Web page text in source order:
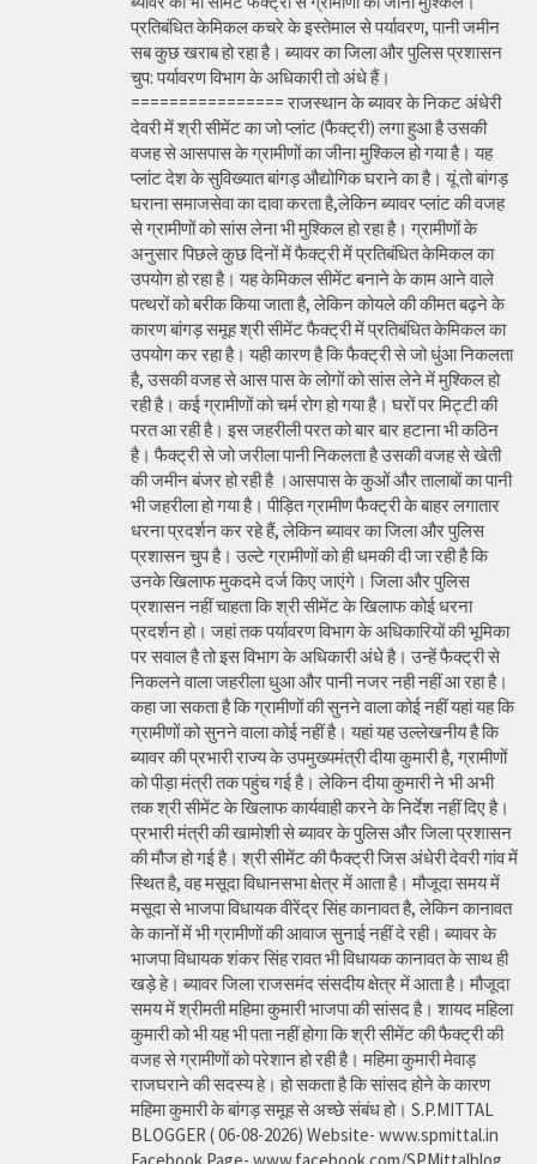
प्रतिबंधित केमिकल कचरे के इस्तेमाल से पर्यावरण, पानी जमीन
सब कुछ खराब हो रहा है। ब्यावर का जिला और पुलिस प्रशासन
चुप: पर्यावरण विभाग के अधिकारी तो अंधे हैं।
================ राजस्थान के ब्यावर के निकट अंधेरी
देवरी में श्री सीमेंट का जो प्लांट (फैक्ट्री) लगा हुआ है उसकी
वजह से आसपास के ग्रामीणों का जीना मुश्किल हो गया है। यह
प्लांट देश के सुविख्यात बांगड़ औद्योगिक घराने का है। यूं तो बांगड़
घराना समाजसेवा का दावा करता है,लेकिन ब्यावर प्लांट की वजह
से ग्रामीणों को सांस लेना भी मुश्किल हो रहा है। ग्रामीणों के
अनुसार पिछले कुछ दिनों में फैक्ट्री में प्रतिबंधित केमिकल का
उपयोग हो रहा है। यह केमिकल सीमेंट बनाने के काम आने वाले
पत्थरों को बरीक किया जाता है, लेकिन कोयले की कीमत बढ़ने के
कारण बांगड़ समूह श्री सीमेंट फैक्ट्री में प्रतिबंधित केमिकल का
उपयोग कर रहा है। यही कारण है कि फैक्ट्री से जो धुंआ निकलता
है, उसकी वजह से आस पास के लोगों को सांस लेने में मुश्किल हो
रही है। कई ग्रामीणों को चर्म रोग हो गया है। घरों पर मिट्टी की
परत आ रही है। इस जहरीली परत को बार बार हटाना भी कठिन
है। फैक्ट्री से जो जरीला पानी निकलता है उसकी वजह से खेती
की जमीन बंजर हो रही है ।आसपास के कुओं और तालाबों का पानी
भी जहरीला हो गया है। पीड़ित ग्रामीण फैक्ट्री के बाहर लगातार
धरना प्रदर्शन कर रहे हैं, लेकिन ब्यावर का जिला और पुलिस
प्रशासन चुप है। उल्टे ग्रामीणों को ही धमकी दी जा रही है कि
उनके खिलाफ मुकदमे दर्ज किए जाएंगे। जिला और पुलिस
प्रशासन नहीं चाहता कि श्री सीमेंट के खिलाफ कोई धरना
प्रदर्शन हो। जहां तक पर्यावरण विभाग के अधिकारियों की भूमिका
पर सवाल है तो इस विभाग के अधिकारी अंधे है। उन्हें फैक्ट्री से
निकलने वाला जहरीला धुआ और पानी नजर नही नहीं आ रहा है।
कहा जा सकता है कि ग्रामीणों की सुनने वाला कोई नहीं यहां यह कि
ग्रामीणों को सुनने वाला कोई नहीं है। यहां यह उल्लेखनीय है कि
ब्यावर की प्रभारी राज्य के उपमुख्यमंत्री दीया कुमारी है, ग्रामीणों
को पीड़ा मंत्री तक पहुंच गई है। लेकिन दीया कुमारी ने भी अभी
तक श्री सीमेंट के खिलाफ कार्यवाही करने के निर्देश नहीं दिए है।
प्रभारी मंत्री की खामोशी से ब्यावर के पुलिस और जिला प्रशासन
की मौज हो गई है। श्री सीमेंट की फैक्ट्री जिस अंधेरी देवरी गांव में
स्थित है, वह मसूदा विधानसभा क्षेत्र में आता है। मौजूदा समय में
मसूदा से भाजपा विधायक वीरेंद्र सिंह कानावत है, लेकिन कानावत
के कानों में भी ग्रामीणों की आवाज सुनाई नहीं दे रही। ब्यावर के
भाजपा विधायक शंकर सिंह रावत भी विधायक कानावत के साथ ही
खड़े हे। ब्यावर जिला राजसमंद संसदीय क्षेत्र में आता है। मौजूदा
समय में श्रीमती महिमा कुमारी भाजपा की सांसद है। शायद महिला
कुमारी को भी यह भी पता नहीं होगा कि श्री सीमेंट की फैक्ट्री की
वजह से ग्रामीणों को परेशान हो रही है। महिमा कुमारी मेवाड़
राजघराने की सदस्य हे। हो सकता है कि सांसद होने के कारण
महिमा कुमारी के बांगड़ समूह से अच्छे संबंध हो। S.P.MITTAL
BLOGGER ( 06-08-2026) Website- www.spmittal.in